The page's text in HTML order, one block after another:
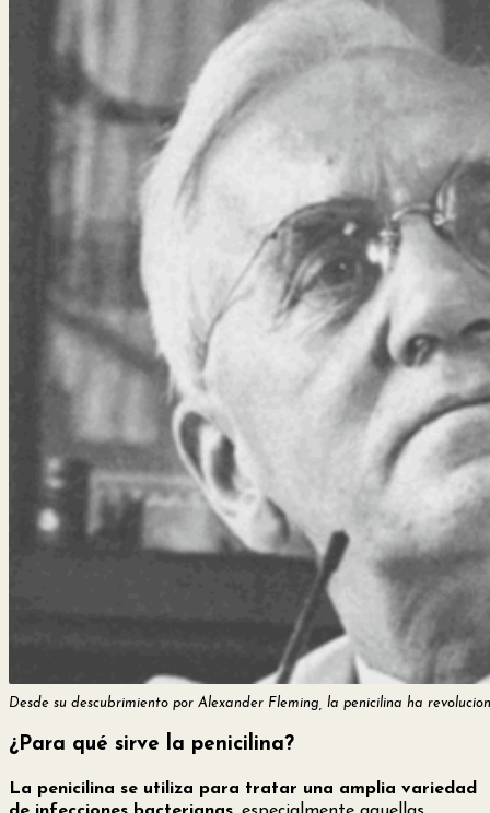
Desde su descubrimiento por Alexander Fleming, la penicilina ha
¿Para qué sirve la penicilina?
La penicilina se utiliza para tratar una amplia variedad